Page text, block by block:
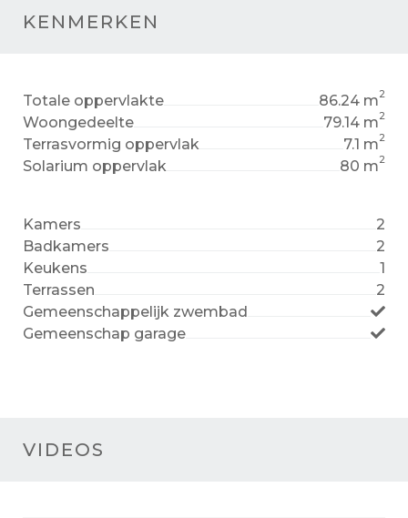
KENMERKEN
Totale oppervlakte 86.24 m2
Woongedeelte 79.14 m2
Terrasvormig oppervlak 7.1 m2
Solarium oppervlak 80 m2
Kamers
2
Badkamers
2
Keukens
1
Terrassen
2
Gemeenschappelijk zwembad
Gemeenschap garage
VIDEOS